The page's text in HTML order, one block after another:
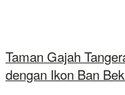
Taman Gajah
dengan Ikon Ban